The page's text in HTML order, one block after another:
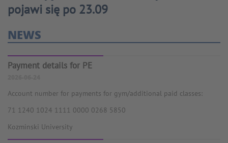
pojawi się po 23.09
NEWS
Payment details for PE
Account number for payments for gym/additional paid classes:
71 1240 1024 1111 0000 0268 5850
Kozminski University